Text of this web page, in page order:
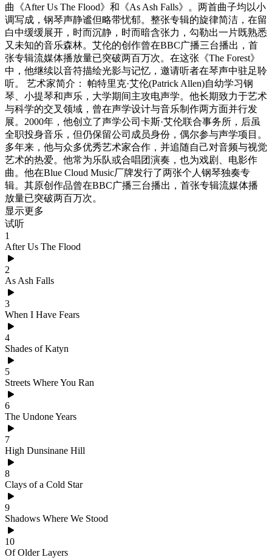
曲《After Us The Flood》和《As Ash Falls》。两首曲子均以小
调写成，钢琴声静谧但略带忧郁。整张专辑的旋律简洁，在留
白中缓缓展开，时而沉静，时而暗含张力，勾勒出一片既熟悉
又未知的音乐森林。艾伦的创作曾在BBC广播三台播出，首
张专辑流媒体播放量已突破两百万次。在这张《The Forest》
中，他继续以音符描绘光影与记忆，邀请听者在琴声中驻足聆
听。 艺术家简介： 帕特里克·艾伦(Patrick Allen)自幼学习钢
琴、小提琴和声乐，大学期间主攻电声学。他长期致力于艺术
与科学的交叉领域，曾在声学设计与音乐制作两方面并行发
展。2000年，他创立了声学公司卡斯·艾伦联合事务所，后虽
全职投身音乐，但仍保留公司成员身份，偶尔参与声学项目。
多年来，他与众多优秀艺术家合作，并追随自己对音频与视觉
艺术的热爱。他常为乐队或合唱团演奏，也为戏剧、电影作
曲。他在Blue Cloud Music厂牌发行了两张个人钢琴独奏专
辑。其原创作品曾在BBC广播三台播出，首张专辑流媒体播
放量已突破两百万次。
显示更多
试听
1
After Us The Flood
2
As Ash Falls
3
When I Have Fears
4
Shades of Katyn
5
Streets Where You Ran
6
The Undone Years
7
High Dunsinane Hill
8
Clays of a Cold Star
9
Shadows Where We Stood
10
Of Older Layers